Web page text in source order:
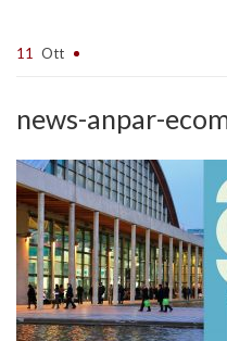
11 Ott
news-anpar-